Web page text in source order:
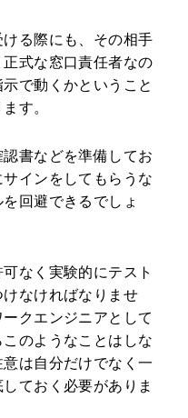
る際にも、その相手
式な窓口責任者なの
で動くかということ
す。
書などを準備してお
インをしてもらうな
回避できるでしょ
なく実験的にテスト
なければなりませ
クエンジニアとして
のようなことはしな
は自分だけでなく一
ておく必要がありま